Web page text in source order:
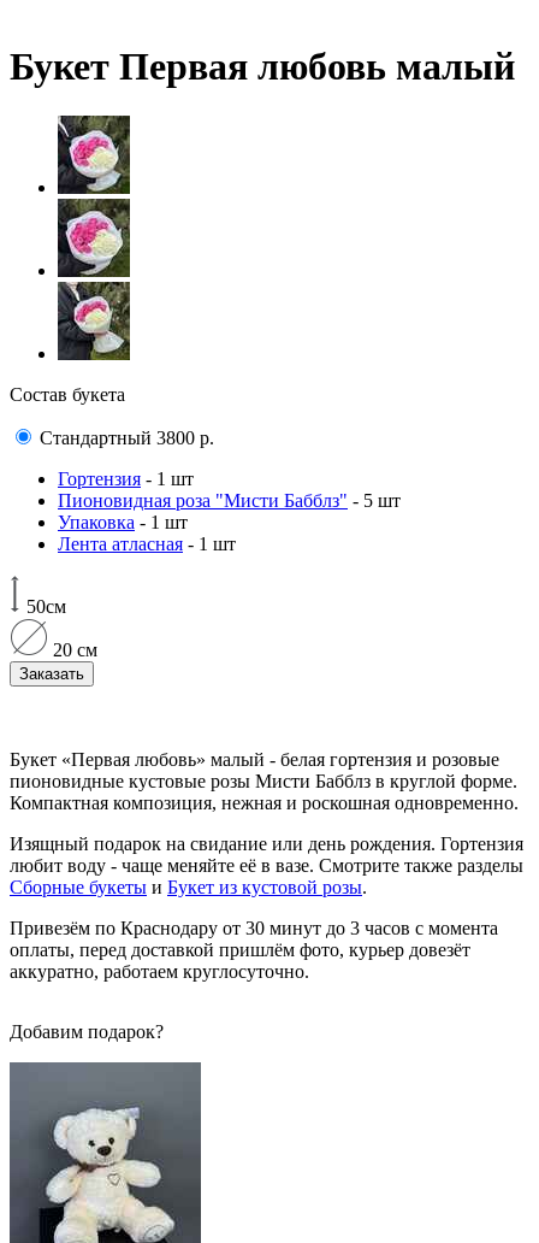
Букет Первая любовь малый
Состав букета
Стандартный 3800 р.
Гортензия - 1 шт
Пионовидная роза "Мисти Бабблз" - 5 шт
Упаковка - 1 шт
Лента атласная - 1 шт
50см
20 см
Заказать
Букет «Первая любовь» малый - белая гортензия и розовые
пионовидные кустовые розы Мисти Бабблз в круглой форме.
Компактная композиция, нежная и роскошная одновременно.
Изящный подарок на свидание или день рождения. Гортензия
любит воду - чаще меняйте её в вазе. Смотрите также разделы
Сборные букеты и Букет из кустовой розы.
Привезём по Краснодару от 30 минут до 3 часов с момента
оплаты, перед доставкой пришлём фото, курьер довезёт
аккуратно, работаем круглосуточно.
Добавим подарок?